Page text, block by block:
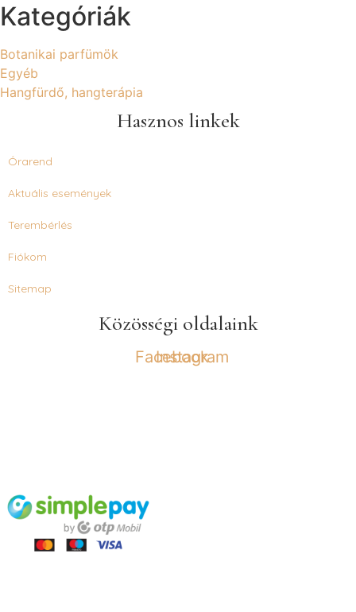
Kategóriák
Botanikai parfümök
Egyéb
Hangfürdő, hangterápia
Hasznos linkek
Órarend
Aktuális események
Terembérlés
Fiókom
Sitemap
Közösségi oldalaink
Facebook
Instagram